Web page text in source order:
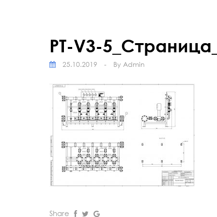
PT-V3-
25.10.2019 - By Admin
Share